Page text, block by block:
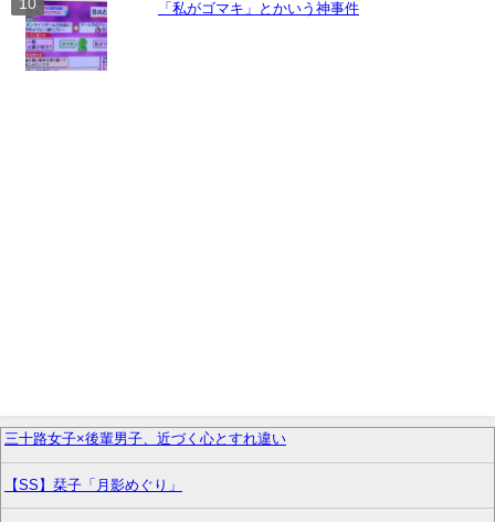
「私がゴマキ」とかいう神事件
三十路女子×後輩男子、近づく心とすれ違い
【SS】栞子「月影めぐり」